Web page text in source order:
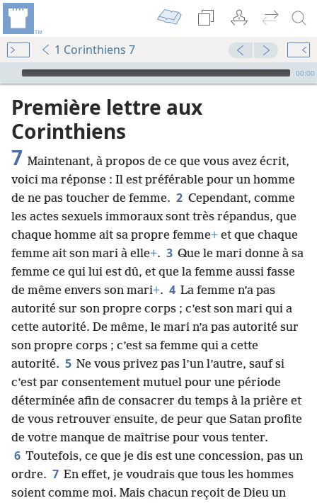
1 Corinthiens 7
Audio Player
00:00
Première lettre aux
Corinthiens
7 Maintenant, à propos de ce que vous avez écrit,
voici ma réponse : Il est préférable pour un homme
de ne pas toucher de femme. 2 Cependant, comme
les actes sexuels immoraux sont très répandus, que
chaque homme ait sa propre femme+ et que chaque
femme ait son mari à elle+. 3 Que le mari donne à sa
femme ce qui lui est dû, et que la femme aussi fasse
de même envers son mari+. 4 La femme n’a pas
autorité sur son propre corps ; c’est son mari qui a
cette autorité. De même, le mari n’a pas autorité sur
son propre corps ; c’est sa femme qui a cette
autorité. 5 Ne vous privez pas l’un l’autre, sauf si
c’est par consentement mutuel pour une période
déterminée afin de consacrer du temps à la prière et
de vous retrouver ensuite, de peur que Satan profite
de votre manque de maîtrise pour vous tenter.
6 Toutefois, ce que je dis est une concession, pas un
ordre. 7 En effet, je voudrais que tous les hommes
soient comme moi. Mais chacun reçoit de Dieu un